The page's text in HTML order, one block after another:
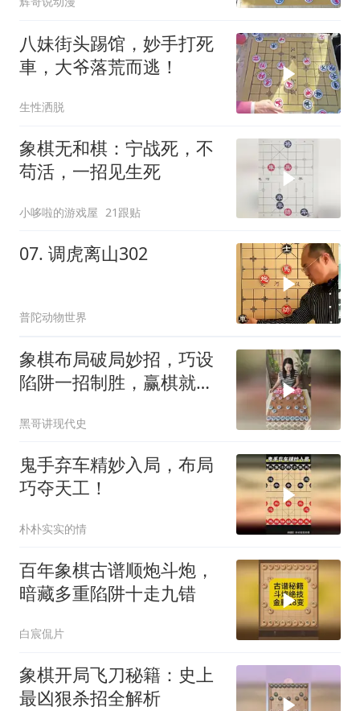
八妹街头踢馆，妙手打死
車，大爷落荒而逃！
生性洒脱
象棋无和棋：宁战死，不
苟活，一招见生死
小哆啦的游戏屋 21跟贴
07. 调虎离山302
普陀动物世界
象棋布局破局妙招，巧设
陷阱一招制胜，赢棋就是
黑哥讲现代史
鬼手弃车精妙入局，布局
巧夺天工！
朴朴实实的情
百年象棋古谱顺炮斗炮，
暗藏多重陷阱十走九错
白宸侃片
象棋开局飞刀秘籍：史上
最凶狠杀招全解析